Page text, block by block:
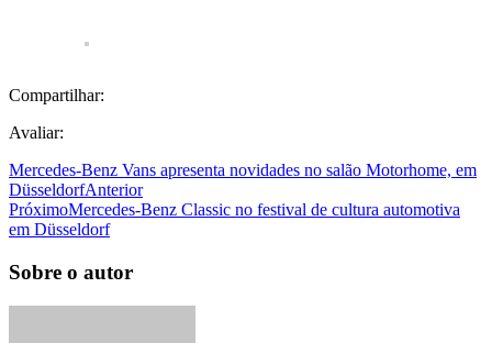
Compartilhar:
Avaliar:
Mercedes-Benz Vans apresenta novidades no salão Motorhome, em
DüsseldorfAnterior
PróximoMercedes-Benz Classic no festival de cultura automotiva
em Düsseldorf
Sobre o autor